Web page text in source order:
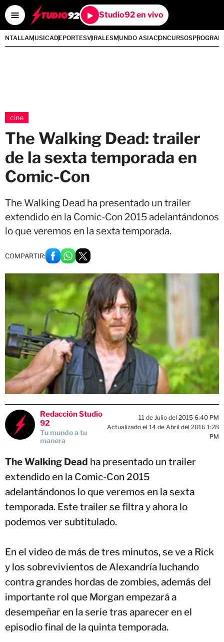
Studio92 en vivo
MUSICADEPORTESVIRALESMUNDO ASIACONCURSOS
cine
The Walking Dead: trailer
de la sexta temporada en
Comic-Con
The Walking Dead ha presentado un trailer
extendido en la Comic-Con 2015 adelantándonos
lo que veremos en la sexta temporada.
COMPARTIR:
Redacción Studio
92
Tu mundo a tu
manera
11 de Julio del 2015 6:40 PM
Actualizado el 14 de Abril del 2016 1:28
PM
The Walking Dead ha presentado un trailer
extendido en la Comic-Con 2015
adelantándonos lo que veremos en la sexta
temporada. Este trailer se filtra y ahora lo
podemos ver subtitulado.
En el video de más de tres minutos, se ve a Rick
y los sobrevivientos de Alexandría luchando
contra grandes hordas de zombies, además del
importante rol que Morgan empezará a
desempeñar en la serie tras aparecer en el
episodio final de la quinta temporada.